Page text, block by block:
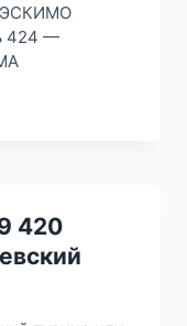
ЭСКИМО
424 —
420